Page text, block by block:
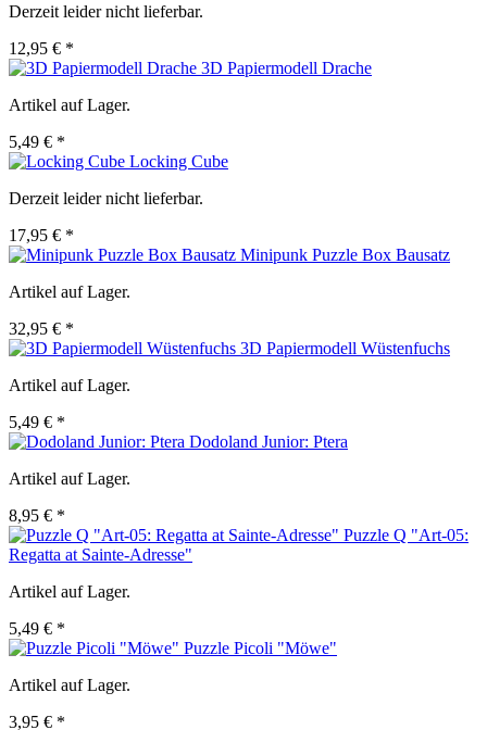
Derzeit leider nicht lieferbar.
12,95 € *
3D Papiermodell Drache
Artikel auf Lager.
5,49 € *
Locking Cube
Derzeit leider nicht lieferbar.
17,95 € *
Minipunk Puzzle Box Bausatz
Artikel auf Lager.
32,95 € *
3D Papiermodell Wüstenfuchs
Artikel auf Lager.
5,49 € *
Dodoland Junior: Ptera
Artikel auf Lager.
8,95 € *
Puzzle Q "Art-05:
Regatta at Sainte-Adresse"
Artikel auf Lager.
5,49 € *
Puzzle Picoli "Möwe"
Artikel auf Lager.
3,95 € *